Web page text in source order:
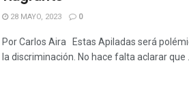
28 MAYO, 2023 0
Por Carlos Aira Estas Apiladas será
la discriminación. No hace falta aclarar que ...